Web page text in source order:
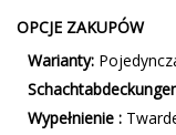
OPCJE ZAKUPÓW
Warianty:
Wypełnienie :